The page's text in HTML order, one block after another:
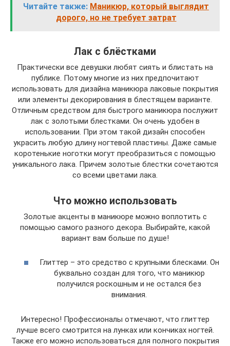
Читайте также: Маникюр, который выглядит
дорого, но не требует затрат
Лак с блёстками
Практически все девушки любят сиять и блистать на
публике. Потому многие из них предпочитают
использовать для дизайна маникюра лаковые покрытия
или элементы декорирования в блестящем варианте.
Отличным средством для быстрого маникюра послужит
лак с золотыми блестками. Он очень удобен в
использовании. При этом такой дизайн способен
украсить любую длину ногтевой пластины. Даже самые
коротенькие ноготки могут преобразиться с помощью
уникального лака. Причем золотые блестки сочетаются
со всеми цветами лака.
Что можно использовать
Золотые акценты в маникюре можно воплотить с
помощью самого разного декора. Выбирайте, какой
вариант вам больше по душе!
Глиттер – это средство с крупными блесками. Он
буквально создан для того, что маникюр
получился роскошным и не остался без
внимания.
Интересно! Профессионалы отмечают, что глиттер
лучше всего смотрится на лунках или кончиках ногтей.
Также его можно использоваться для полного покрытия